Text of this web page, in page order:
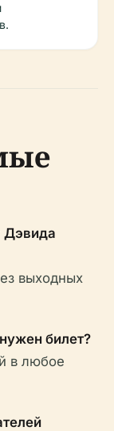
Дэвида
выходных
билет?
в любое